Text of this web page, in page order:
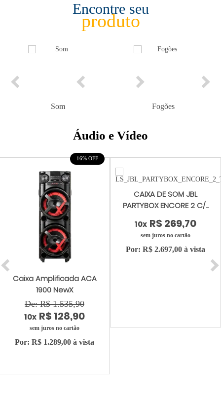
Encontre seu
produto
Som Fogões
Áudio e Vídeo
16% OFF
Caixa Amplificada ACA
1900 NewX
De: R$ 1.535,90
10x R$ 128,90
sem juros no cartão
Por: R$ 1.289,00 à vista
CAIXA DE SOM JBL
PARTYBOX ENCORE 2 C/...
10x R$ 269,70
sem juros no cartão
Por: R$ 2.697,00 à vista